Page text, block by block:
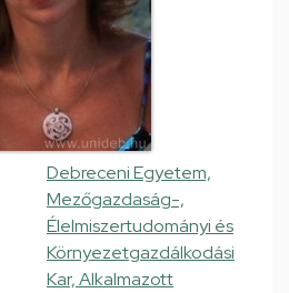
Debreceni Egyetem,
Mezőgazdaság-,
Élelmiszertudományi és
Környezetgazdálkodási
Kar, Alkalmazott